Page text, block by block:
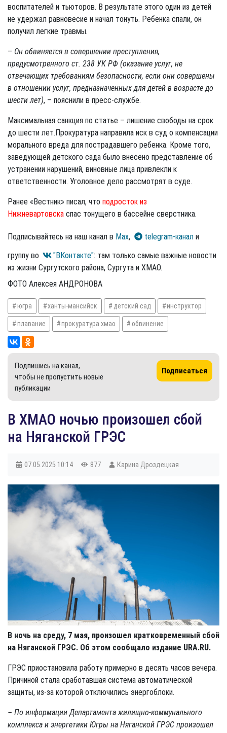
воспитателей и тьюторов. В результате этого один из детей
не удержал равновесие и начал тонуть. Ребенка спали, он
получил легкие травмы.
– Он обвиняется в совершении преступления,
предусмотренного ст. 238 УК РФ (оказание услуг, не
отвечающих требованиям безопасности, если они совершены
в отношении услуг, предназначенных для детей в возрасте до
шести лет), – пояснили в пресс-службе.
Максимальная санкция по статье – лишение свободы на срок
до шести лет.Прокуратура направила иск в суд о компенсации
морального вреда для пострадавшего ребенка. Кроме того,
заведующей детского сада было внесено представление об
устранении нарушений, виновные лица привлекли к
ответственности. Уголовное дело рассмотрят в суде.
Ранее «Вестник» писал, что подросток из
Нижневартовска спас тонущего в бассейне сверстника.
Подписывайтесь на наш канал в Max, telegram-канал и
группу во
"ВКонтакте": там только самые важные новости
из жизни Сургутского района, Сургута и ХМАО.
ФОТО Алексея АНДРОНОВА
югра ханты-мансийск детский сад инструктор
плавание прокуратура хмао обвинение
Подпишись на канал,
чтобы не пропустить новые
публикации
Подписаться
В ХМАО ночью произошел сбой
на Няганской ГРЭС
07.05.2025 10:14 877 Карина Дроздецкая
В ночь на среду, 7 мая, произошел кратковременный сбой
на Няганской ГРЭС. Об этом сообщало издание URA.RU.
ГРЭС приостановила работу примерно в десять часов вечера.
Причиной стала сработавшая система автоматической
защиты, из-за которой отключились энергоблоки.
– По информации Департамента жилищно-коммунального
комплекса и энергетики Югры на Няганской ГРЭС произошел